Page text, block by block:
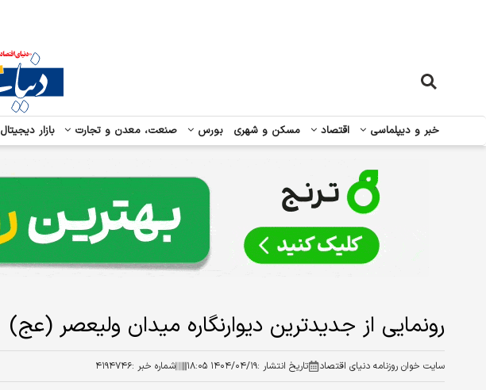
خبر و دیپلماسی اقتصاد مسکن و شهری بورس صنعت، معدن و تجارت بازار دیجیتال
رونمایی از جدیدترین دیوارنگاره میدان ولیعصر (عج)
سایت خوان روزنامه دنیای اقتصاد تاریخ انتشار :۱۴۰۴/۰۴/۱۹ ۱۸:۰۵ شماره خبر :۴۱۹۴۷۴۶